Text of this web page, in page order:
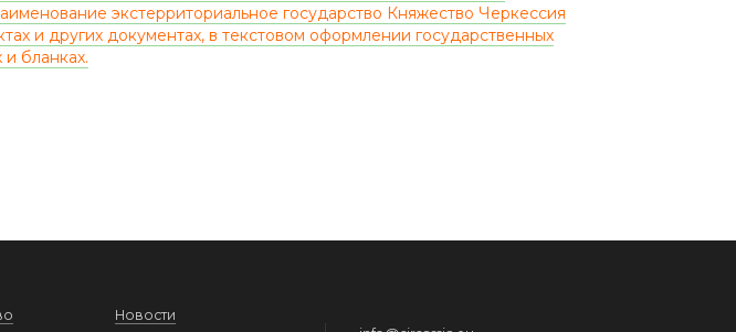
экстерриториальное государство Княжество Черкессия
и других документах, в текстовом оформлении государственных
и бланках.
Новости